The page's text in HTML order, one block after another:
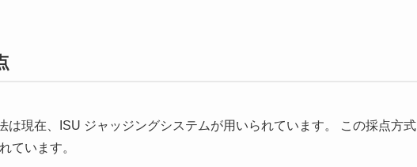
は現在、ISU ジャッジングシステムが用いられています。 この採点方式
ています。